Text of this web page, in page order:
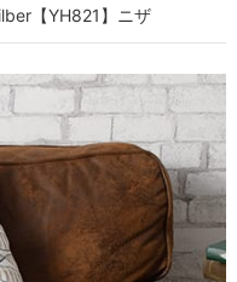
【YH821】ニザ